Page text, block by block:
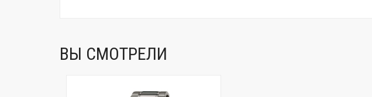
ВЫ СМОТРЕЛИ